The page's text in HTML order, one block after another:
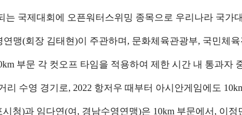
는 국제대회에 오픈워터스위밍 종목으로 우리나라 국가
연맹(회장 김태현)이 주관하며 , 문화체육관광부, 국민체
부문 각 컷오프 타임을 적용하여 제한 시간 내 통과자
리 수영 경기로, 2022 항저우 때부터 아시안게임에도
시청)과 임다연(여 , 경남수영연맹)은 10km 부문에서 , 이정